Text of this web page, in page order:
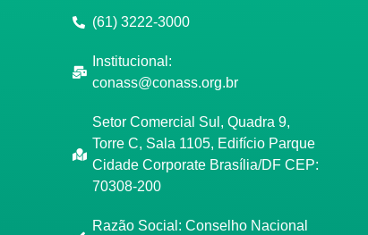
(61) 3222-3000
Institucional:
conass@conass.org.br
Setor Comercial Sul, Quadra 9,
Torre C, Sala 1105, Edifício Parque
Cidade Corporate Brasília/DF CEP:
70308-200
Razão Social: Conselho Nacional